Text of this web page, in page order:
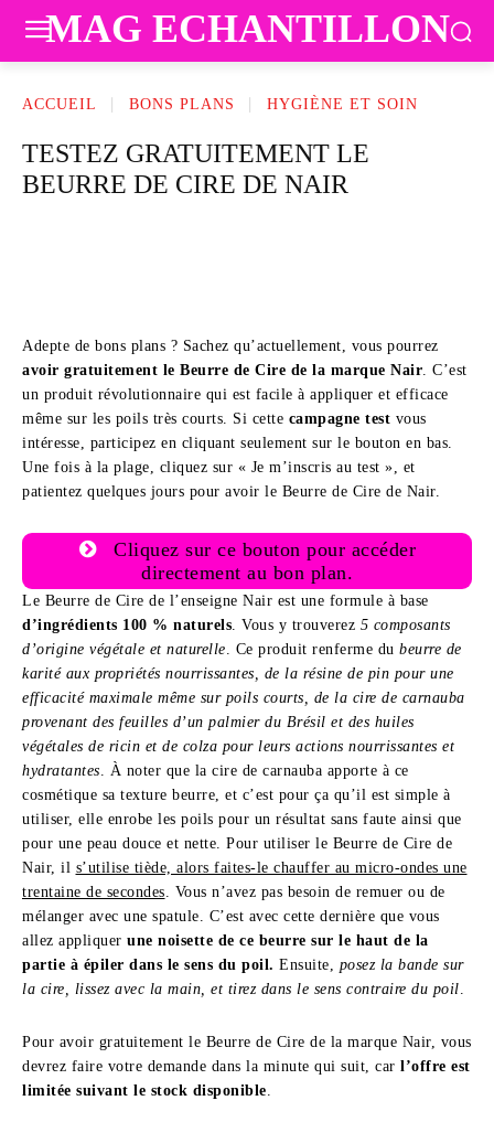
MAG ECHANTILLON
ACCUEIL BONS PLANS HYGIÈNE ET SOIN
TESTEZ GRATUITEMENT LE
BEURRE DE CIRE DE NAIR
Adepte de bons plans ? Sachez qu’actuellement, vous pourrez
avoir gratuitement le Beurre de Cire de la marque Nair. C’est
un produit révolutionnaire qui est facile à appliquer et efficace
même sur les poils très courts. Si cette campagne test vous
intéresse, participez en cliquant seulement sur le bouton en bas.
Une fois à la plage, cliquez sur « Je m’inscris au test », et
patientez quelques jours pour avoir le Beurre de Cire de Nair.
Cliquez sur ce bouton pour accéder
directement au bon plan.
Le Beurre de Cire de l’enseigne Nair est une formule à base
d’ingrédients 100 % naturels. Vous y trouverez 5 composants
d’origine végétale et naturelle. Ce produit renferme du beurre de
karité aux propriétés nourrissantes, de la résine de pin pour une
efficacité maximale même sur poils courts, de la cire de carnauba
provenant des feuilles d’un palmier du Brésil et des huiles
végétales de ricin et de colza pour leurs actions nourrissantes et
hydratantes. À noter que la cire de carnauba apporte à ce
cosmétique sa texture beurre, et c’est pour ça qu’il est simple à
utiliser, elle enrobe les poils pour un résultat sans faute ainsi que
pour une peau douce et nette. Pour utiliser le Beurre de Cire de
Nair, il s’utilise tiède, alors faites-le chauffer au micro-ondes une
trentaine de secondes. Vous n’avez pas besoin de remuer ou de
mélanger avec une spatule. C’est avec cette dernière que vous
allez appliquer une noisette de ce beurre sur le haut de la
partie à épiler dans le sens du poil. Ensuite, posez la bande sur
la cire, lissez avec la main, et tirez dans le sens contraire du poil.
Pour avoir gratuitement le Beurre de Cire de la marque Nair, vous
devrez faire votre demande dans la minute qui suit, car l’offre est
limitée suivant le stock disponible.